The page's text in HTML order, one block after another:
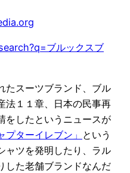
ブルックスブ
たスーツブランド、ブル
法１１章、日本の民事再
をしたというニュースが
プターイレブン」 という
ャツを発明したり、ラル
した老舗ブランドなんだ